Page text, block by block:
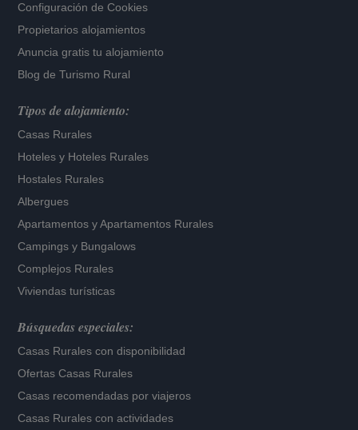
Configuración de Cookies
Propietarios alojamientos
Anuncia gratis tu alojamiento
Blog de Turismo Rural
Tipos de alojamiento:
Casas Rurales
Hoteles y Hoteles Rurales
Hostales Rurales
Albergues
Apartamentos yApartamentos Rurales
Campings y Bungalows
Complejos Rurales
Viviendas turísticas
Búsquedas especiales:
Casas Rurales con disponibilidad
Ofertas Casas Rurales
Casas recomendadas por viajeros
Casas Rurales con actividades